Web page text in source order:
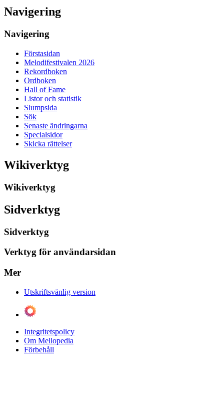
Navigering
Navigering
Förstasidan
Melodifestivalen 2026
Rekordboken
Ordboken
Hall of Fame
Listor och statistik
Slumpsida
Sök
Senaste ändringarna
Specialsidor
Skicka rättelser
Wikiverktyg
Wikiverktyg
Sidverktyg
Sidverktyg
Verktyg för användarsidan
Mer
Utskriftsvänlig version
Integritetspolicy
Om Mellopedia
Förbehåll